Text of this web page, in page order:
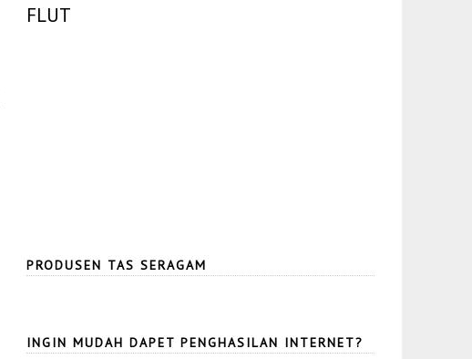
FLUT
PRODUSEN TAS SERAGAM
INGIN MUDAH DAPET PENGHASILAN INTERNET?